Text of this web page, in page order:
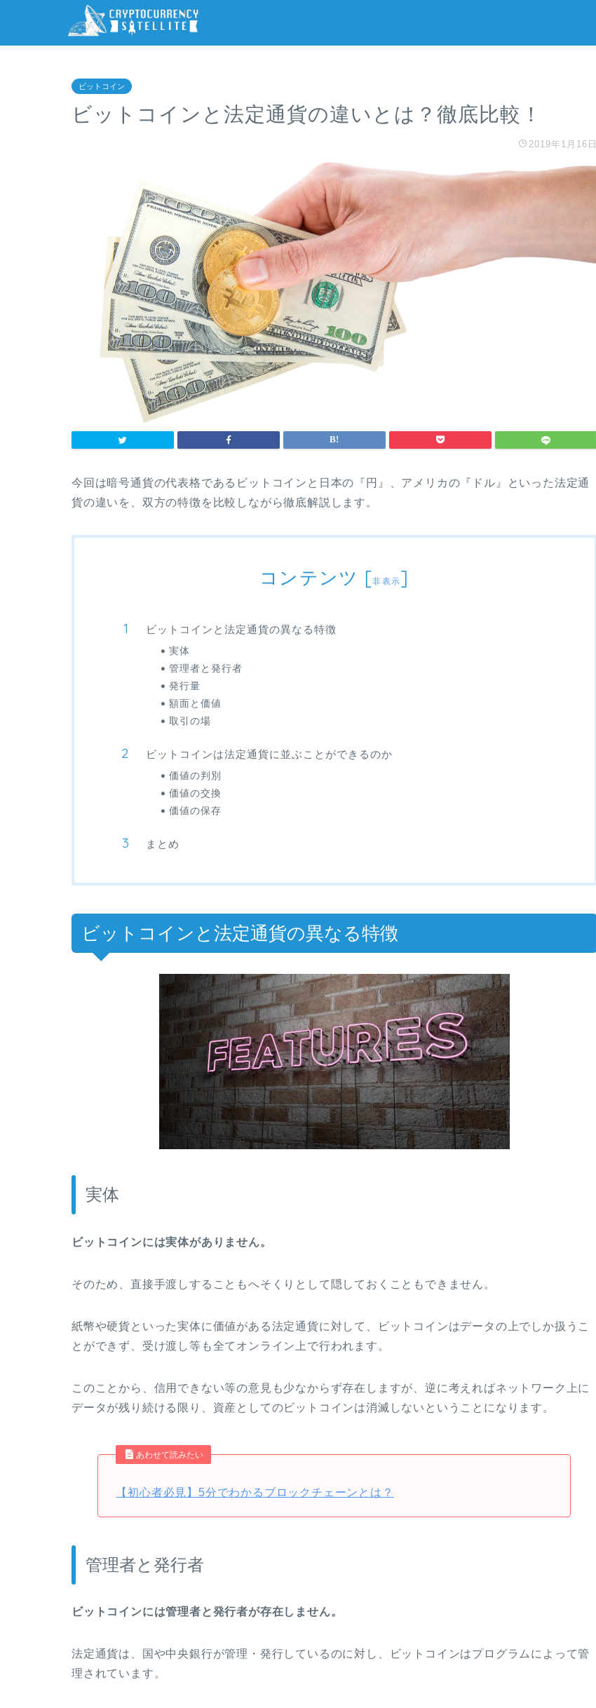
ビットコイン
ビットコインと法定通貨の違いとは？徹底比較！
2019年1月16日
今回は暗号通貨の代表格であるビットコインと日本の『円』、アメリカの『ドル』といった法定通
貨の違いを、双方の特徴を比較しながら徹底解説します。
コンテンツ [非表示]
ビットコインと法定通貨の異なる特徴
実体
管理者と発行者
発行量
額面と価値
取引の場
ビットコインは法定通貨に並ぶことができるのか
価値の判別
価値の交換
価値の保存
まとめ
ビットコインと法定通貨の異なる特徴
実体
ビットコインには実体がありません。
そのため、直接手渡しすることもへそくりとして隠しておくこともできません。
紙幣や硬貨といった実体に価値がある法定通貨に対して、ビットコインはデータの上でしか扱うこ
とができず、受け渡し等も全てオンライン上で行われます。
このことから、信用できない等の意見も少なからず存在しますが、逆に考えればネットワーク上に
データが残り続ける限り、資産としてのビットコインは消滅しないということになります。
あわせて読みたい
【初心者必見】5分でわかるブロックチェーンとは？
管理者と発行者
ビットコインには管理者と発行者が存在しません。
法定通貨は、国や中央銀行が管理・発行しているのに対し、ビットコインはプログラムによって管
理されています。